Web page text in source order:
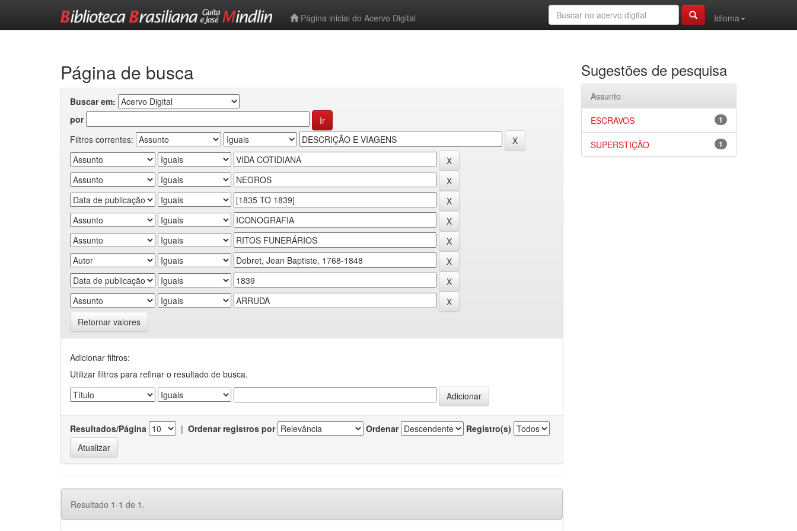
Página inicial do Acervo Digital
Idioma
Página de busca
Buscar em:
por
Filtros correntes:
Retornar valores
Adicionar filtros:
Utilizar filtros para refinar o resultado de busca.
Resultados/Página | Ordenar registros por Ordenar Registro(s)
Resultado 1-1 de 1.
Sugestões de pesquisa
Assunto
1
ESCRAVOS
1
SUPERSTIÇÃO